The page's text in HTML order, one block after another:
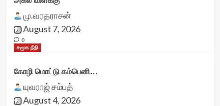
மு.வரதராசன்
August 7, 2026
0
சமூக நீதி
கோழி மொட்டு கம்பெனி…
யுவராஜ் சம்பத்
August 4, 2026